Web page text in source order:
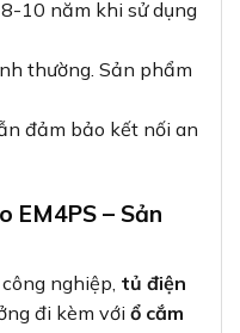
10 năm khi sử dụng
thường. Sản phẩm
đảm bảo kết nối an
EM4PS – Sản
nghiệp, tủ điện
đi kèm với ổ cắm